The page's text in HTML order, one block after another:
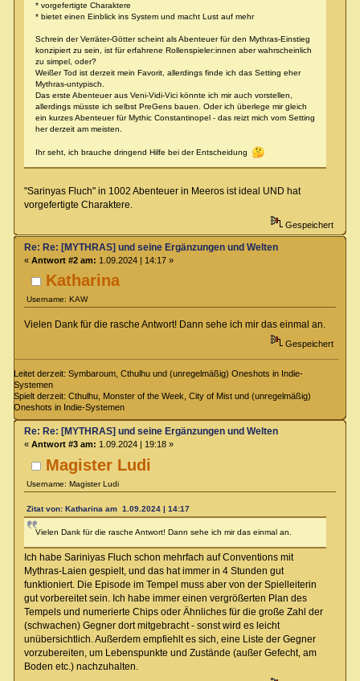
* vorgefertigte Charaktere
* bietet einen Einblick ins System und macht Lust auf mehr
Schrein der Verräter-Götter scheint als Abenteuer für den Mythras-Einstieg
konzipiert zu sein, ist für erfahrene Rollenspieler:innen aber wahrscheinlich
zu simpel, oder?
Weißer Tod ist derzeit mein Favorit, allerdings finde ich das Setting eher
Mythras-untypisch.
Das erste Abenteuer aus Veni-Vidi-Vici könnte ich mir auch vorstellen,
allerdings müsste ich selbst PreGens bauen. Oder ich überlege mir gleich
ein kurzes Abenteuer für Mythic Constantinopel - das reizt mich vom Setting
her derzeit am meisten.
Ihr seht, ich brauche dringend Hilfe bei der Entscheidung
"Sarinyas Fluch" in 1002 Abenteuer in Meeros ist ideal UND hat
vorgefertigte Charaktere.
Gespeichert
Katharina
Username: KAW
Re: Re: [MYTHRAS] und seine Ergänzungen und Welten
« Antwort #2 am: 1.09.2024 | 14:17 »
Vielen Dank für die rasche Antwort! Dann sehe ich mir das einmal an.
Gespeichert
Leitet derzeit: Symbaroum, Cthulhu und (unregelmäßig) Oneshots in Indie-
Systemen
Spielt derzeit: Cthulhu, Monster of the Week, City of Mist und (unregelmäßig)
Oneshots in Indie-Systemen
Magister Ludi
Username: Magister Ludi
Re: Re: [MYTHRAS] und seine Ergänzungen und Welten
« Antwort #3 am: 1.09.2024 | 19:18 »
Zitat von: Katharina am 1.09.2024 | 14:17
Vielen Dank für die rasche Antwort! Dann sehe ich mir das einmal an.
Ich habe Sariniyas Fluch schon mehrfach auf Conventions mit
Mythras-Laien gespielt, und das hat immer in 4 Stunden gut
funktioniert. Die Episode im Tempel muss aber von der Spielleiterin
gut vorbereitet sein. Ich habe immer einen vergrößerten Plan des
Tempels und numerierte Chips oder Ähnliches für die große Zahl der
(schwachen) Gegner dort mitgebracht - sonst wird es leicht
unübersichtlich. Außerdem empfiehlt es sich, eine Liste der Gegner
vorzubereiten, um Lebenspunkte und Zustände (außer Gefecht, am
Boden etc.) nachzuhalten.